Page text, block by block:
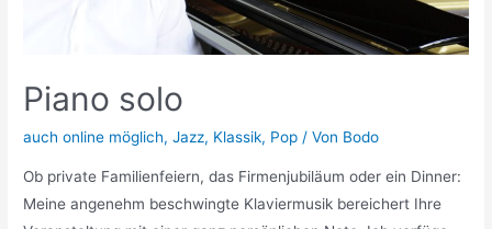
Piano solo
auch online möglich,Jazz, Klassik, Pop / Von Bodo
Ob private Familienfeiern, das Firmenjubiläum oder ein Dinner:
Meine angenehm beschwingte Klaviermusik bereichert Ihre